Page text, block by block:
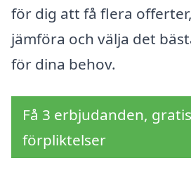
för dig att få flera
jämföra och välja det
för dina behov.
Få 3 erbjudanden,
förpliktelser